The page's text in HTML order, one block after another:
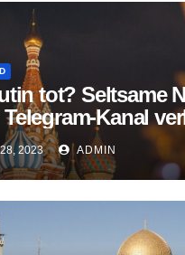
tot? Seltsame
Kanal
28, 2023 ADMIN